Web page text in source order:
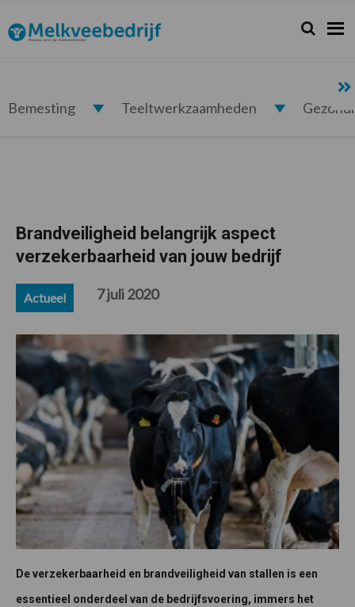
de
hoofdnavigatie
de
hoofd
de
eerste
de
voettekst
Melkveebedrijf.nl Zoeken...
Zoek
Bemesting Teeltwerkzaamheden
Brandveiligheid belangrijk aspect
verzekerbaarheid van jouw bedrijf
Actueel 7 juli 2020
De verzekerbaarheid en brandveiligheid van stallen is een
essentieel onderdeel van de bedrijfsvoering, immers het